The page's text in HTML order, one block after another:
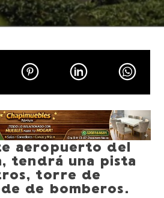
aeropuerto del
tendrá una pista
torre de
de bomberos.